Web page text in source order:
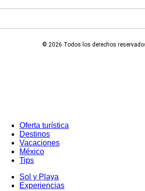
© 2026 Todos los derechos
Oferta turística
Destinos
Vacaciones
México
Tips
Sol y Playa
Experiencias